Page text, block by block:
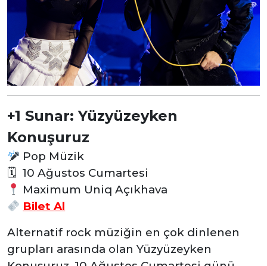
+1 Sunar: Yüzyüzeyken
Konuşuruz
Pop Müzik
🗓 10 Ağustos Cumartesi
Maximum Uniq Açıkhava
Bilet Al
Alternatif rock müziğin en çok dinlenen
grupları arasında olan Yüzyüzeyken